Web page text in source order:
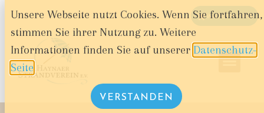
WARENKORB
Unsere Webseite nutzt Cookies. Wenn Sie fortfahren,
stimmen Sie ihrer Nutzung zu. Weitere
Informationen finden Sie auf unserer Datenschutz-
Seite
VERSTANDEN